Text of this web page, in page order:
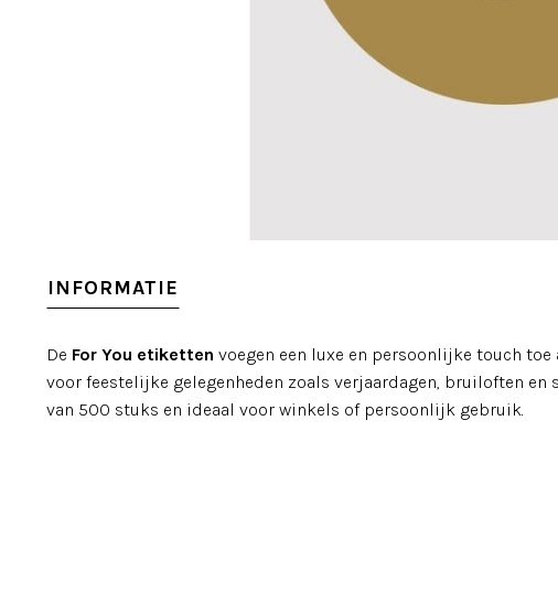
INFORMATIE
De For You etiketten voegen een luxe en persoonlijke touch toe
voor feestelijke gelegenheden zoals verjaardagen, bruiloften en
van 500 stuks en ideaal voor winkels of persoonlijk gebruik.